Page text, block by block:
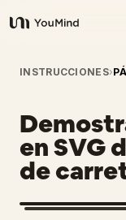
YouMind
Resumen
Casos de uso
Habilidades
INSTRUCCIONES›
en SVG
de